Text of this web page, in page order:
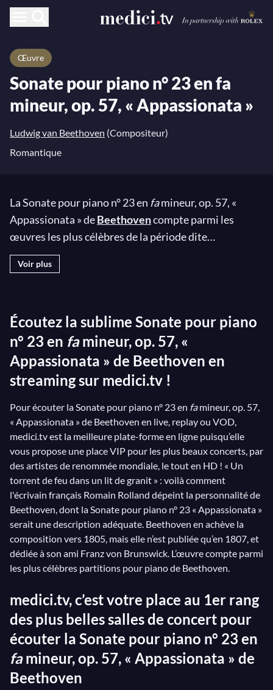
Œuvre
Sonate pour piano n° 23 en fa
mineur, op. 57, « Appassionata »
Ludwig van Beethoven (Compositeur)
Romantique
La Sonate pour piano n° 23 en famineur, op. 57, «
Appassionata » deBeethovencompte parmi les
œuvres les plus célèbres de la période dite
« Héroïque » du maître allemand. L’œuvre est
constituée de trois mouvements, aux mélodies
granit ». Cette sonate est considérée comme le
meilleur portrait musical de la psychologie de
Beethoven. Sur medici.tv, vous trouverez certaines
des plus belles interprétations de ce chef-d’œuvre :
par Behzod Abduraimov au Verbier Festival 2016
par exemple, ou par l’immense spécialiste de
Beethoven Claudio Arrau, qui joue cette sonate dans
cette superbe vidéo d’archive.
Voir plus
Écoutez la sublime Sonate pour piano
n° 23 en famineur, op. 57, «
Appassionata » de Beethoven en
streaming sur medici.tv !
Pour écouter la Sonate pour piano n° 23 en famineur, op. 57,
« Appassionata » de Beethoven en live, replay ou VOD,
medici.tv est la meilleure plate-forme en ligne puisqu’elle
vous propose une place VIP pour les plus beaux concerts, par
des artistes de renommée mondiale, le tout en HD ! « Un
torrent de feu dans un lit de granit » : voilà comment
l'écrivain français Romain Rolland dépeint la personnalité de
Beethoven, dont la Sonate pour piano n° 23 « Appassionata »
serait une description adéquate. Beethoven en achève la
composition vers 1805, mais elle n’est publiée qu’en 1807, et
dédiée à son ami Franz von Brunswick. L’œuvre compte parmi
les plus célèbres partitions pour piano de Beethoven.
medici.tv, c’est votre place au 1er rang
des plus belles salles de concert pour
écouter la Sonate pour piano n° 23 en
famineur, op. 57, « Appassionata » de
Beethoven